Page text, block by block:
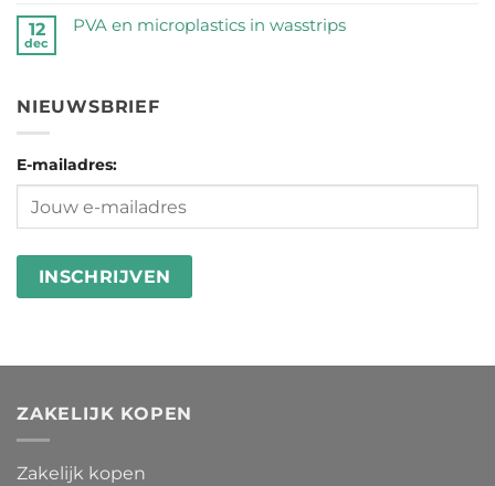
op
een
op
2026
=
Wonderlijk
reacties
cadeaukaart
van
goed
besteden
12
dec
PVA en microplastics in wasstrips
PVA
in
wasstrips
NIEUWSBRIEF
E-mailadres:
ZAKELIJK KOPEN
Zakelijk kopen